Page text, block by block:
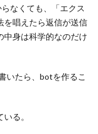
なくても、「エクス
を唱えたら返信が送信
中身は科学的なのだけ
いたら、botを作るこ
る。